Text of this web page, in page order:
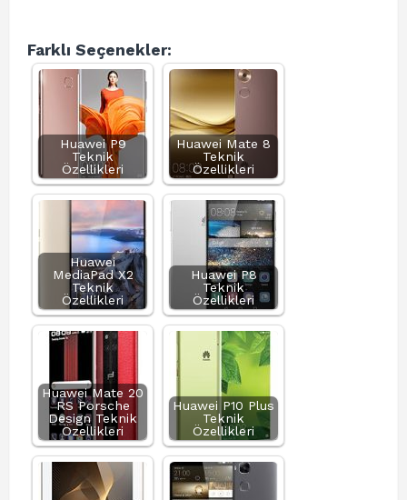
Farklı Seçenekler:
Huawei P9
Teknik
Özellikleri
Huawei Mate 8
Teknik
Özellikleri
Huawei
MediaPad X2
Teknik
Özellikleri
Huawei P8
Teknik
Özellikleri
Huawei Mate 20
RS Porsche
Design Teknik
Özellikleri
Huawei P10 Plus
Teknik
Özellikleri